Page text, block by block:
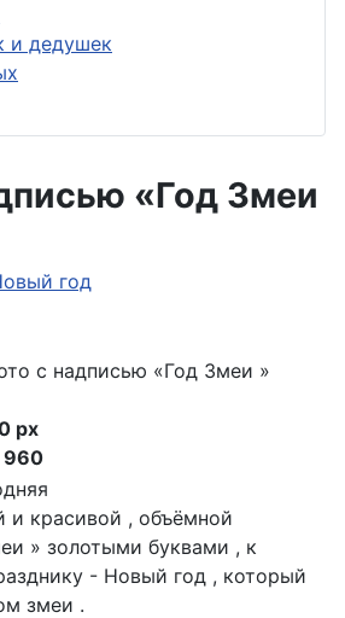
и дедушек
«Год Змеи
год
px
960
и красивой , объёмной
» золотыми буквами , к
- Новый год , который
змеи .